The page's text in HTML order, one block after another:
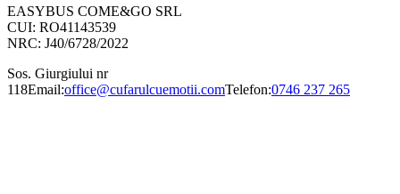
EASYBUS COME&GO SRL
CUI: RO41143539
NRC: J40/6728/2022
Sos. Giurgiului nr
118Email:office@cufarulcuemotii.comTelefon:0746 237 265